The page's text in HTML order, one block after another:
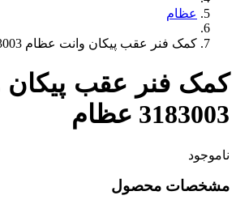
عظام
کمک فنر عقب پیکان وانت عظام 3183003 عظام
کمک فنر عقب پیکان
3183003 عظام
ناموجود
مشخصات محصول